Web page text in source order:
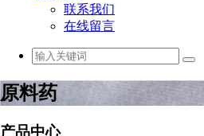
联系我们
在线留言
原料药
产品中心